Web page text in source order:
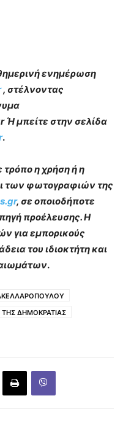
ενημέρωση
, στέλνοντας
μπείτε στην σελίδα
.
τρόπο η χρήση ή η
των φωτογραφιών της
, σε οποιοδήποτε
προέλευσης. Η
για εμπορικούς
του ιδιοκτήτη και
.
ΔΗΜΟΚΡΑΤΙΑΣ